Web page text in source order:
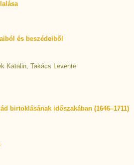
és beszédeiből
Katalin, Takács Levente
birtoklásának időszakában (1646–1711)